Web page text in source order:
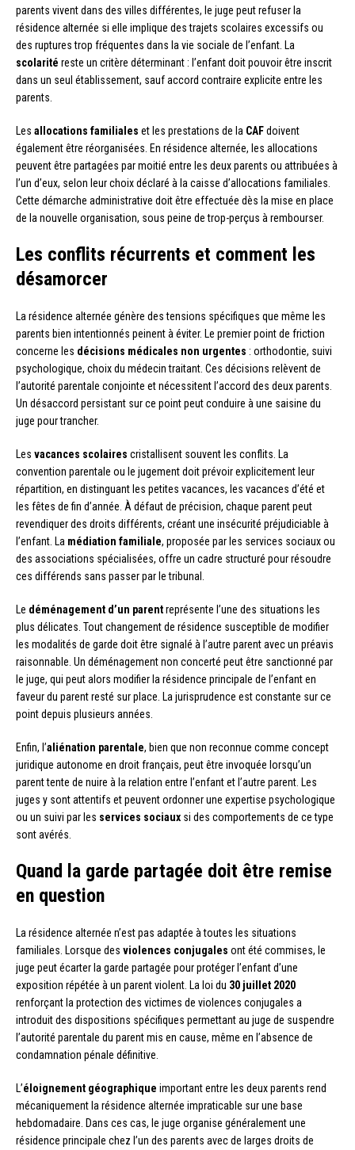
parents vivent dans des villes différentes, le juge peut refuser la
résidence alternée si elle implique des trajets scolaires excessifs ou
des ruptures trop fréquentes dans la vie sociale de l’enfant. La
scolarité reste un critère déterminant : l’enfant doit pouvoir être inscrit
dans un seul établissement, sauf accord contraire explicite entre les
parents.
Les allocations familiales et les prestations de la CAFdoivent
également être réorganisées. En résidence alternée, les allocations
peuvent être partagées par moitié entre les deux parents ou attribuées à
l’un d’eux, selon leur choix déclaré à la caisse d’allocations familiales.
Cette démarche administrative doit être effectuée dès la mise en place
de la nouvelle organisation, sous peine de trop-perçus à rembourser.
Les conflits récurrents et comment les
désamorcer
La résidence alternée génère des tensions spécifiques que même les
parents bien intentionnés peinent à éviter. Le premier point de friction
concerne les décisions médicales non urgentes : orthodontie, suivi
psychologique, choix du médecin traitant. Ces décisions relèvent de
l’autorité parentale conjointe et nécessitent l’accord des deux parents.
Un désaccord persistant sur ce point peut conduire à une saisine du
juge pour trancher.
Les vacances scolaires cristallisent souvent les conflits. La
convention parentale ou le jugement doit prévoir explicitement leur
répartition, en distinguant les petites vacances, les vacances d’été et
les fêtes de fin d’année. À défaut de précision, chaque parent peut
revendiquer des droits différents, créant une insécurité préjudiciable à
l’enfant. La médiation familiale, proposée par les services sociaux ou
des associations spécialisées, offre un cadre structuré pour résoudre
ces différends sans passer par le tribunal.
Le déménagement d’un parentreprésente l’une des situations les
plus délicates. Tout changement de résidence susceptible de modifier
les modalités de garde doit être signalé à l’autre parent avec un préavis
raisonnable. Un déménagement non concerté peut être sanctionné par
le juge, qui peut alors modifier la résidence principale de l’enfant en
faveur du parent resté sur place. La jurisprudence est constante sur ce
point depuis plusieurs années.
Enfin, l’aliénation parentale, bien que non reconnue comme concept
juridique autonome en droit français, peut être invoquée lorsqu’un
parent tente de nuire à la relation entre l’enfant et l’autre parent. Les
juges y sont attentifs et peuvent ordonner une expertise psychologique
ou un suivi par les services sociaux si des comportements de ce type
sont avérés.
Quand la garde partagée doit être remise
en question
La résidence alternée n’est pas adaptée à toutes les situations
familiales. Lorsque des violences conjugales ont été commises, le
juge peut écarter la garde partagée pour protéger l’enfant d’une
exposition répétée à un parent violent. La loi du 30 juillet 2020
renforçant la protection des victimes de violences conjugales a
introduit des dispositions spécifiques permettant au juge de suspendre
l’autorité parentale du parent mis en cause, même en l’absence de
condamnation pénale définitive.
L’éloignement géographique important entre les deux parents rend
mécaniquement la résidence alternée impraticable sur une base
hebdomadaire. Dans ces cas, le juge organise généralement une
résidence principale chez l’un des parents avec de larges droits de